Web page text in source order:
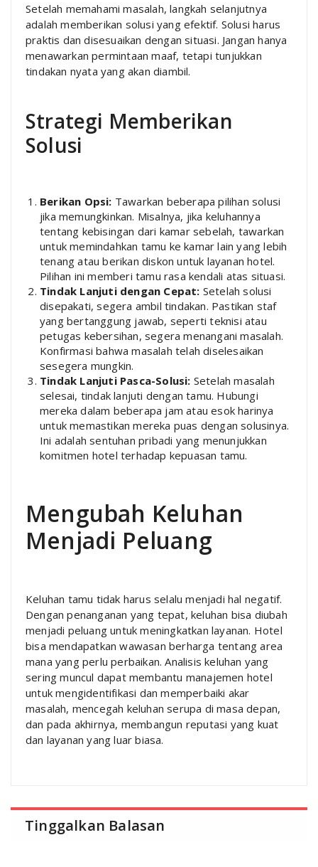
Setelah memahami masalah, langkah selanjutnya
adalah memberikan solusi yang efektif. Solusi harus
praktis dan disesuaikan dengan situasi. Jangan hanya
menawarkan permintaan maaf, tetapi tunjukkan
tindakan nyata yang akan diambil.
Strategi Memberikan
Solusi
Berikan Opsi: Tawarkan beberapa pilihan solusi
jika memungkinkan. Misalnya, jika keluhannya
tentang kebisingan dari kamar sebelah, tawarkan
untuk memindahkan tamu ke kamar lain yang lebih
tenang atau berikan diskon untuk layanan hotel.
Pilihan ini memberi tamu rasa kendali atas situasi.
Tindak Lanjuti dengan Cepat: Setelah solusi
disepakati, segera ambil tindakan. Pastikan staf
yang bertanggung jawab, seperti teknisi atau
petugas kebersihan, segera menangani masalah.
Konfirmasi bahwa masalah telah diselesaikan
sesegera mungkin.
Tindak Lanjuti Pasca-Solusi: Setelah masalah
selesai, tindak lanjuti dengan tamu. Hubungi
mereka dalam beberapa jam atau esok harinya
untuk memastikan mereka puas dengan solusinya.
Ini adalah sentuhan pribadi yang menunjukkan
komitmen hotel terhadap kepuasan tamu.
Mengubah Keluhan
Menjadi Peluang
Keluhan tamu tidak harus selalu menjadi hal negatif.
Dengan penanganan yang tepat, keluhan bisa diubah
menjadi peluang untuk meningkatkan layanan. Hotel
bisa mendapatkan wawasan berharga tentang area
mana yang perlu perbaikan. Analisis keluhan yang
sering muncul dapat membantu manajemen hotel
untuk mengidentifikasi dan memperbaiki akar
masalah, mencegah keluhan serupa di masa depan,
dan pada akhirnya, membangun reputasi yang kuat
dan layanan yang luar biasa.
Tinggalkan Balasan